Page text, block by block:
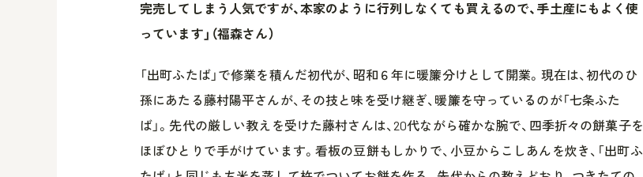
完売してしまう人気ですが、本家のように行列しなくても買えるので、手土産にもよく使
っています」（福森さん）
「出町ふたば」で修業を積んだ初代が、昭和６年に暖簾分けとして開業。現在は、初代のひ
孫にあたる藤村陽平さんが、その技と味を受け継ぎ、暖簾を守っているのが「七条ふた
ば」。先代の厳しい教えを受けた藤村さんは、20代ながら確かな腕で、四季折々の餅菓子を
ほぼひとりで手がけています。看板の豆餅もしかりで、小豆からこしあんを炊き、「出町ふ